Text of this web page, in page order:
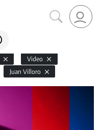
Video
Juan Villoro